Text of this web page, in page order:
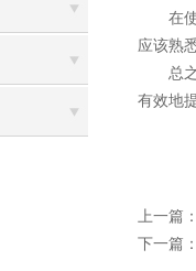
在使
应该熟
总之
有效地
上一篇
下一篇